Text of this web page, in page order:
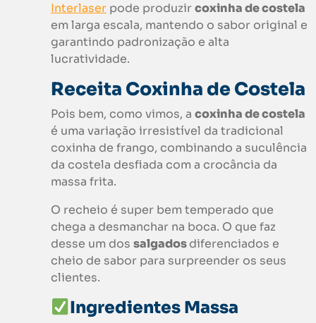
Interlaser pode produzir coxinha de costela
em larga escala, mantendo o sabor original e
garantindo padronização e alta
lucratividade.
Receita Coxinha de Costela
Pois bem, como vimos, a coxinha de costela
é uma variação irresistível da tradicional
coxinha de frango, combinando a suculência
da costela desfiada com a crocância da
massa frita.
O recheio é super bem temperado que
chega a desmanchar na boca. O que faz
desse um dos salgadosdiferenciados e
cheio de sabor para surpreender os seus
clientes.
Ingredientes Massa